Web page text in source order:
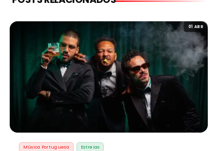
01 ABR
Música Portuguesa Estreias